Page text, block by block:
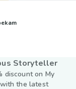
Storyteller
discount on My
the latest